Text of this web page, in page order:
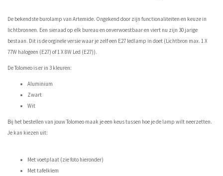
De bekendste burolamp van Artemide. Ongekend door zijn functionaliteiten en keuze in
lichtbronnen. Een sieraad op elk bureau en onverwoestbaar en viert nu zijn 30 jarige
bestaan. Dit is de orginele versie waar je zelf een E27 ledlamp in doet (Lichtbron max. 1 X
77W halogeen (E27) of 1 X 8W Led (E27)).
De Tolomeo is er in 3 kleuren:
Aluminium
Zwart
Wit
Bij het bestellen van jouw Tolomeo maak je een keus tussen hoe je de lamp wilt neerzetten.
Je kan kiezen uit:
Met voetplaat (zie foto hieronder)
Met tafelklem